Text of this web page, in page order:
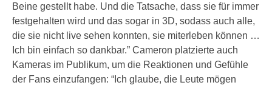
Beine gestellt habe. Und die Tatsache, dass sie für immer
festgehalten wird und das sogar in 3D, sodass auch alle,
die sie nicht live sehen konnten, sie miterleben können …
Ich bin einfach so dankbar.” Cameron platzierte auch
Kameras im Publikum, um die Reaktionen und Gefühle
der Fans einzufangen: “Ich glaube, die Leute mögen